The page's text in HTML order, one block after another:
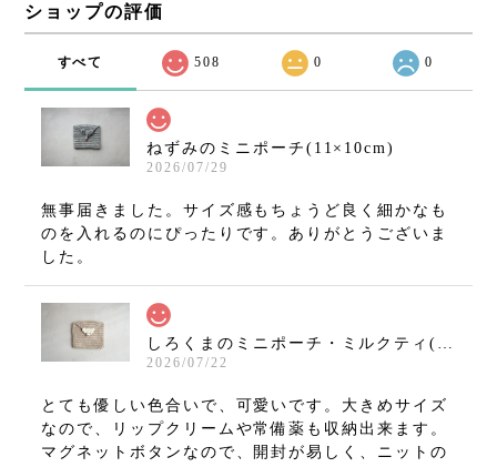
ショップの評価
すべて 508 0 0
ねずみのミニポーチ(11×10cm)
2026/07/29
無事届きました。サイズ感もちょうど良く細かなも
のを入れるのにぴったりです。ありがとうございま
した。
2026/07/22
とても優しい色合いで、可愛いです。大きめサイズ
なので、リップクリームや常備薬も収納出来ます。
マグネットボタンなので、開封が易しく、ニットの